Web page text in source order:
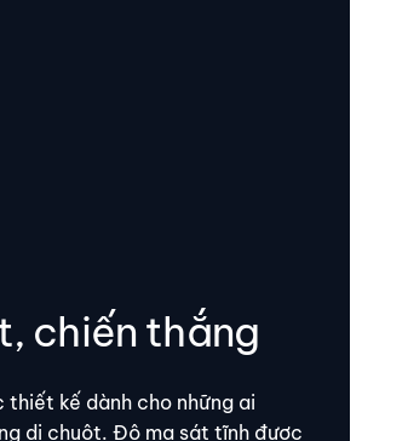
chiến thắng
thiết kế dành cho những ai
di chuột. Độ ma sát tĩnh được